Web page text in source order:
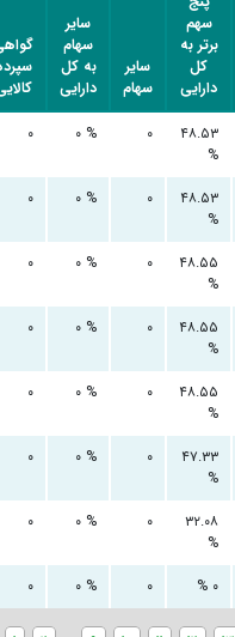
سهم
برتر به
کل
دارایی
سایر
سهام
سایر
سهام
به کل
دارایی
۴۸.۵۳
%
۰ ۰ % ۰
۴۸.۵۳
%
۰ ۰ % ۰
۴۸.۵۵
%
۰ ۰ % ۰
۴۸.۵۵
%
۰ ۰ % ۰
۴۸.۵۵
%
۰ ۰ % ۰
۴۷.۳۳
%
۰ ۰ % ۰
۳۲.۰۸
%
۰ ۰ % ۰
۰ % ۰ ۰ % ۰